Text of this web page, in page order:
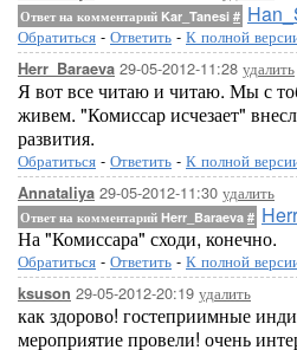
Ответ на комментарий Kar_Tanesi #
Обратиться - Ответить - К полной
Herr_Baraeva 29-05-2012-11:28 удалить
Я вот все читаю и читаю. Мы с
живем. "Комиссар исчезает"
развития.
Обратиться - Ответить - К полной
Annataliya 29-05-2012-11:30 удалить
Ответ на комментарий Herr_Baraeva #
На "Комиссара" сходи, конечно.
Обратиться - Ответить - К полной
ksuson 29-05-2012-20:19 удалить
как здорово! гостеприимные
мероприятие провели! очень